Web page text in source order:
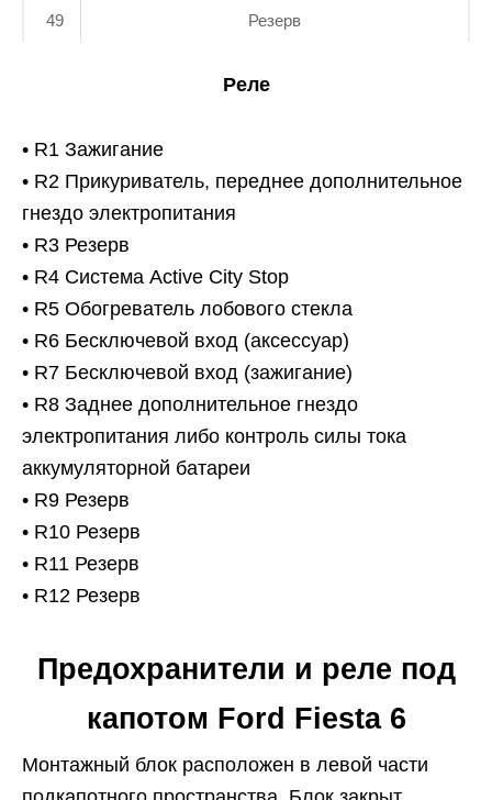
49 Резерв
Реле
• R1 Зажигание
• R2 Прикуриватель, переднее дополнительное
гнездо электропитания
• R3 Резерв
• R4 Система Active City Stop
• R5 Обогреватель лобового стекла
• R6 Бесключевой вход (аксессуар)
• R7 Бесключевой вход (зажигание)
• R8 Заднее дополнительное гнездо
электропитания либо контроль силы тока
аккумуляторной батареи
• R9 Резерв
• R10 Резерв
• R11 Резерв
• R12 Резерв
Предохранители и реле под
капотом Ford Fiesta 6
Монтажный блок расположен в левой части